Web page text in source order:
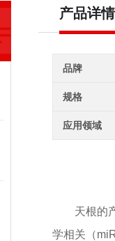
产品详情
品牌
规格
应用领域
天根的
学相关（